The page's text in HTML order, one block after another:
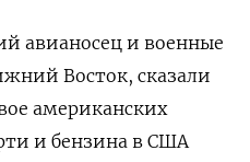
авианосец и ‍военные
‍Восток, сказали
американских
и бензина в США